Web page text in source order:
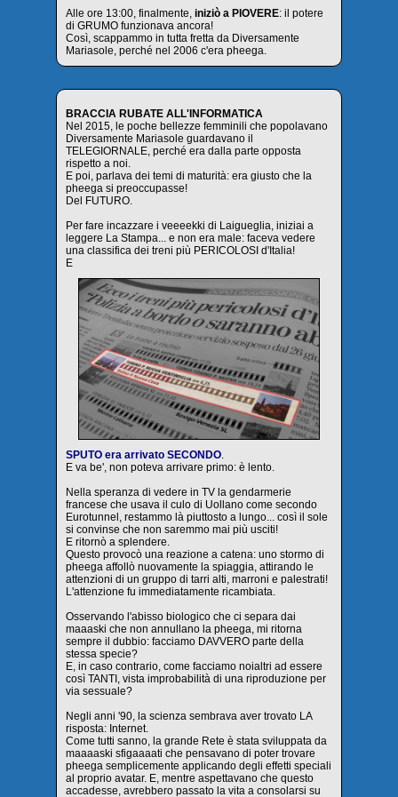
Alle ore 13:00, finalmente, iniziò a PIOVERE: il potere
di GRUMO funzionava ancora!
Così, scappammo in tutta fretta da Diversamente
Mariasole, perché nel 2006 c'era pheega.
BRACCIA RUBATE ALL'INFORMATICA
Nel 2015, le poche bellezze femminili che popolavano
Diversamente Mariasole guardavano il
TELEGIORNALE, perché era dalla parte opposta
rispetto a noi.
E poi, parlava dei temi di maturità: era giusto che la
pheega si preoccupasse!
Del FUTURO.
Per fare incazzare i veeeekki di Laigueglia, iniziai a
leggere La Stampa... e non era male: faceva vedere
una classifica dei treni più PERICOLOSI d'Italia!
E
SPUTO era arrivato SECONDO.
E va be', non poteva arrivare primo: è lento.
Nella speranza di vedere in TV la gendarmerie
francese che usava il culo di Uollano come secondo
Eurotunnel, restammo là piuttosto a lungo... così il sole
si convinse che non saremmo mai più usciti!
E ritornò a splendere.
Questo provocò una reazione a catena: uno stormo di
pheega affollò nuovamente la spiaggia, attirando le
attenzioni di un gruppo di tarri alti, marroni e palestrati!
L'attenzione fu immediatamente ricambiata.
Osservando l'abisso biologico che ci separa dai
maaaski che non annullano la pheega, mi ritorna
sempre il dubbio: facciamo DAVVERO parte della
stessa specie?
E, in caso contrario, come facciamo noialtri ad essere
così TANTI, vista improbabilità di una riproduzione per
via sessuale?
Negli anni '90, la scienza sembrava aver trovato LA
risposta: Internet.
Come tutti sanno, la grande Rete è stata sviluppata da
maaaaski sfigaaaati che pensavano di poter trovare
pheega semplicemente applicando degli effetti speciali
al proprio avatar. E, mentre aspettavano che questo
accadesse, avrebbero passato la vita a consolarsi su